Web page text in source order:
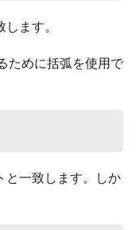
ます。
ために括弧を使用で
と一致します。しか